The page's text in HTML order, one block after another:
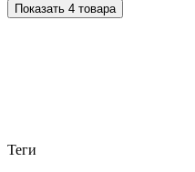
Показать 4 товара
Теги